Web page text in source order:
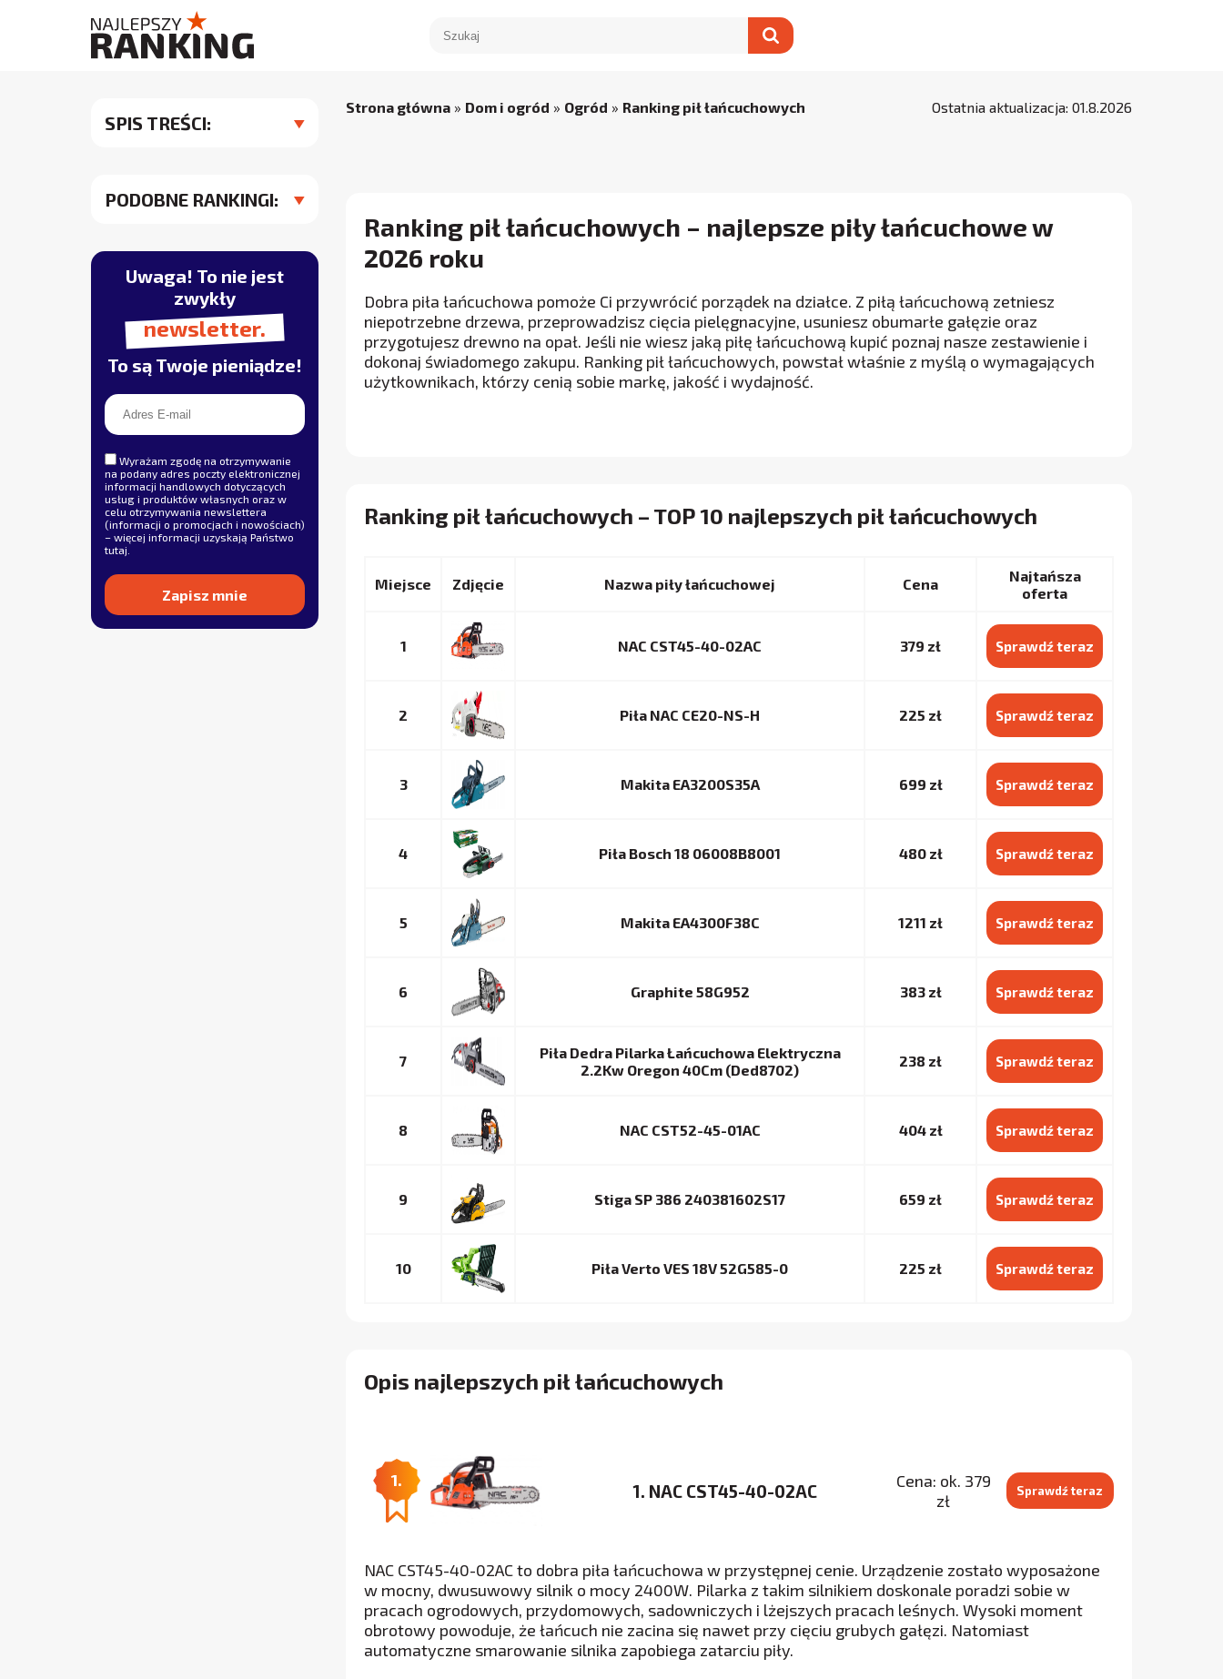
SPIS TREŚCI:
PODOBNE RANKINGI:
Uwaga! To nie jest
zwykły
newsletter.
To są Twoje pieniądze!
Wyrażam zgodę na otrzymywanie
na podany adres poczty elektronicznej
informacji handlowych dotyczących
usług i produktów własnych oraz w
celu otrzymywania newslettera
(informacji o promocjach i nowościach)
– więcej informacji uzyskają Państwo
tutaj
Strona główna » Dom i ogród » Ogród » Ranking pił łańcuchowych Ostatnia aktualizacja: 01.8.2026
Ranking pił łańcuchowych – najlepsze piły łańcuchowe w
2026 roku
Dobra piła łańcuchowa pomoże Ci przywrócić porządek na działce. Z piłą łańcuchową zetniesz
niepotrzebne drzewa, przeprowadzisz cięcia pielęgnacyjne, usuniesz obumarłe gałęzie oraz
przygotujesz drewno na opał. Jeśli nie wiesz jaką piłę łańcuchową kupić poznaj nasze zestawienie i
dokonaj świadomego zakupu. Ranking pił łańcuchowych, powstał właśnie z myślą o wymagających
użytkownikach, którzy cenią sobie markę, jakość i wydajność.
Ranking pił łańcuchowych – TOP 10 najlepszych pił łańcuchowych
Miejsce Nazwa piły łańcuchowej Cena
Najtańsza
oferta
1 NAC CST45-40-02AC 379 zł Sprawdź teraz
2 Piła NAC CE20-NS-H 225 zł Sprawdź teraz
3 Makita EA3200S35A 699 zł Sprawdź teraz
4 Piła Bosch 18 06008B8001 480 zł Sprawdź teraz
5 Makita EA4300F38C 1211 zł Sprawdź teraz
6 Graphite 58G952 383 zł Sprawdź teraz
7
Piła Dedra Pilarka Łańcuchowa Elektryczna
2.2Kw Oregon 40Cm (Ded8702)
238 zł Sprawdź teraz
8 NAC CST52-45-01AC 404 zł Sprawdź teraz
9 Stiga SP 386 240381602S17 659 zł Sprawdź teraz
10 Piła Verto VES 18V 52G585-0 225 zł Sprawdź teraz
Opis najlepszych pił łańcuchowych
1.
1. NAC CST45-40-02AC
Cena: ok. 379
zł
Sprawdź teraz
NAC CST45-40-02AC to dobra piła łańcuchowa w przystępnej cenie. Urządzenie zostało wyposażone
w mocny, dwusuwowy silnik o mocy 2400W. Pilarka z takim silnikiem doskonale poradzi sobie w
pracach ogrodowych, przydomowych, sadowniczych i lżejszych pracach leśnych. Wysoki moment
obrotowy powoduje, że łańcuch nie zacina się nawet przy cięciu grubych gałęzi. Natomiast
automatyczne smarowanie silnika zapobiega zatarciu piły.